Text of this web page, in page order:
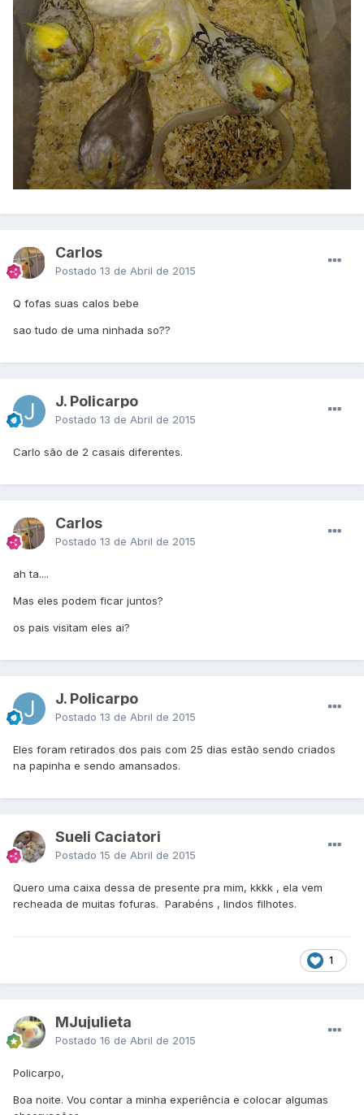
CarIos
Postado 13 de Abril de 2015
Q fofas suas calos bebe
sao tudo de uma ninhada so??
J. Policarpo
Postado 13 de Abril de 2015
Carlo são de 2 casais diferentes.
CarIos
Postado 13 de Abril de 2015
ah ta....
Mas eles podem ficar juntos?
os pais visitam eles ai?
J. Policarpo
Postado 13 de Abril de 2015
Eles foram retirados dos pais com 25 dias estão sendo criados
na papinha e sendo amansados.
Sueli Caciatori
Postado 15 de Abril de 2015
Quero uma caixa dessa de presente pra mim, kkkk , ela vem
recheada de muitas fofuras. Parabéns , lindos filhotes.
1
MJujulieta
Postado 16 de Abril de 2015
Policarpo,
Boa noite. Vou contar a minha experiência e colocar algumas